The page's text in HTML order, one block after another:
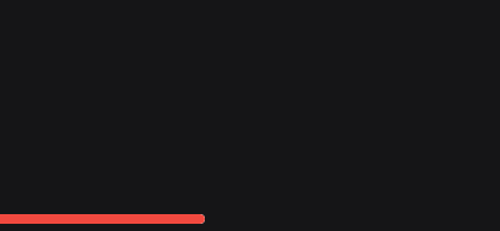
における主要な流動性ペアとしての役割を反映しています。
ランスを回復するまでの即時目標は
サポートは$0.9990です。